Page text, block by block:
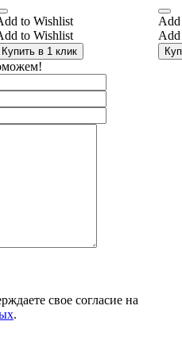
to Wishlist
to Wishlist
Купить в 1 клик
свое согласие на
.